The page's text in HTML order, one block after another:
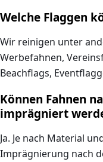
Welche Flaggen
Wir reinigen unter
Werbefahnen,
Beachflags,
Können Fahnen
imprägniert
Ja. Je nach Material
Imprägnierung nach